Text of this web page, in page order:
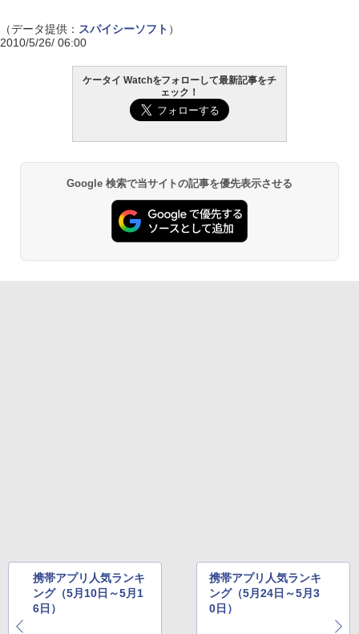
（データ提供： スパイシーソフト ）
2010/5/26/ 06:00
ケータイ Watchをフォローして最新記事をチ
ェック！
Google 検索で当サイトの記事を優先表示させる
携帯アプリ人気ランキ
ング（5月10日～5月1
6日）
携帯アプリ人気ランキ
ング（5月24日～5月3
0日）